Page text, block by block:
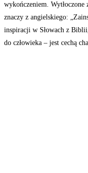
wykończeniem. Wytłoczone
znaczy z angielskiego:
inspiracji w Słowach z
do człowieka – jest cechą